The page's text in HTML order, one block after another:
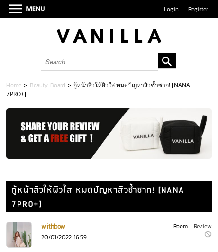
Login Register
Home > Beauty Board > กู้หน้าสิวให้ผิวใส หมดปัญหาสิวซ้ำซาก! [NANA
7PRO+]
กู้หน้าสิวให้ผิวใส หมดปัญหาสิวซ้ำซาก! [NANA
7PRO+]
Room : Review
withbow
20/01/2022 16:59